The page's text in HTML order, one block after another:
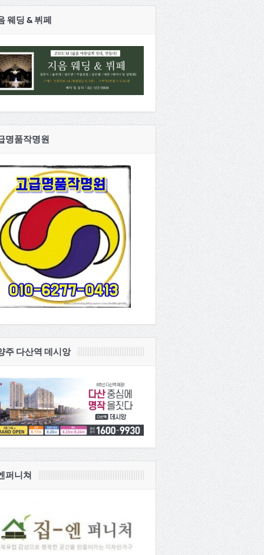
웨딩 & 뷔페
명품작명원
주 다산역 데시앙
퍼니쳐